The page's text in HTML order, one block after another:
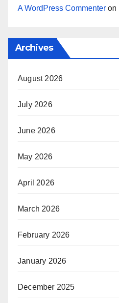
A WordPress Commenter on
Archives
August 2026
July 2026
June 2026
May 2026
April 2026
March 2026
February 2026
January 2026
December 2025